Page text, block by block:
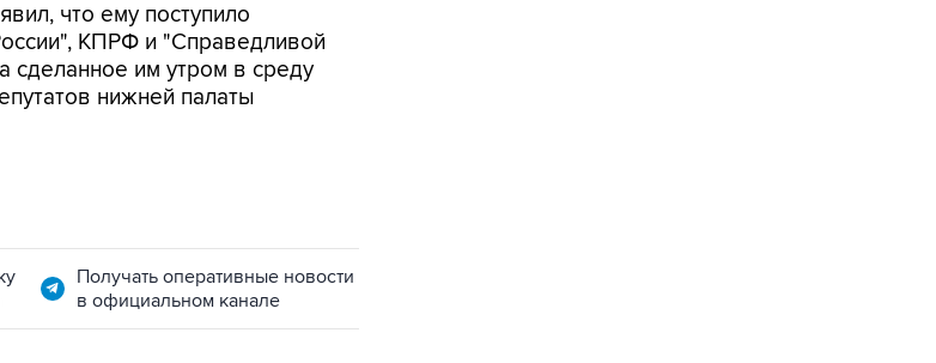
что ему поступило
КПРФ и "Справедливой
сделанное им утром в среду
нижней палаты
Получать оперативные новости
в официальном канале